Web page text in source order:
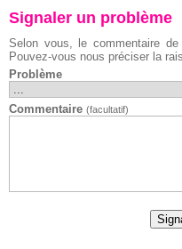
Signaler un problème
Selon vous, le commentaire de
Pouvez-vous nous préciser la
Problème
Commentaire (facultatif)